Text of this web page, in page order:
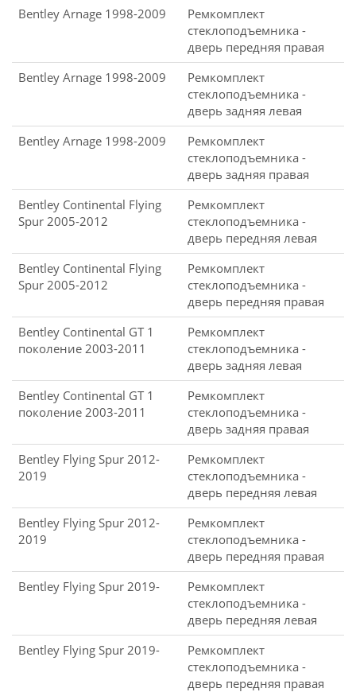
Bentley Arnage 1998-2009
Ремкомплект
стеклоподъемника -
дверь передняя правая
Bentley Arnage 1998-2009
Ремкомплект
стеклоподъемника -
дверь задняя левая
Bentley Arnage 1998-2009
Ремкомплект
стеклоподъемника -
дверь задняя правая
Bentley Continental Flying
Spur 2005-2012
Ремкомплект
стеклоподъемника -
дверь передняя левая
Bentley Continental Flying
Spur 2005-2012
Ремкомплект
стеклоподъемника -
дверь передняя правая
Bentley Continental GT 1
поколение 2003-2011
Ремкомплект
стеклоподъемника -
дверь задняя левая
Bentley Continental GT 1
поколение 2003-2011
Ремкомплект
стеклоподъемника -
дверь задняя правая
Bentley Flying Spur 2012-
2019
Ремкомплект
стеклоподъемника -
дверь передняя левая
Bentley Flying Spur 2012-
2019
Ремкомплект
стеклоподъемника -
дверь передняя правая
Bentley Flying Spur 2019-
Ремкомплект
стеклоподъемника -
дверь передняя левая
Bentley Flying Spur 2019-
Ремкомплект
стеклоподъемника -
дверь передняя правая